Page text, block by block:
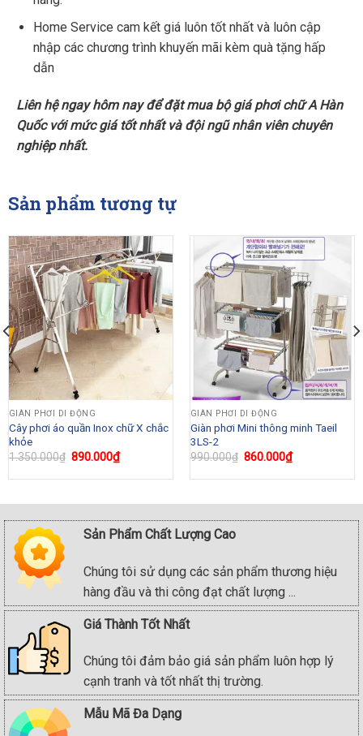
Home Service cam kết giá luôn tốt nhất và luôn cập
nhập các chương trình khuyến mãi kèm quà tặng hấp
dẫn
Liên hệ ngay hôm nay để đặt mua bộ giá phơi chữ A Hàn
Quốc với mức giá tốt nhất và đội ngũ nhân viên chuyên
nghiệp nhất.
Sản phẩm tương tự
GIÀN PHƠI DI ĐỘNG
Cây phơi áo quần Inox chữ X chắc
khỏe
1.350.000₫ Original
was:
890.000₫Current
price
is:
GIÀN PHƠI DI ĐỘNG
Giàn phơi Mini thông minh Taeil
3LS-2
990.000₫ Original
was:
860.000₫Current
price
is:
Sản Phẩm Chất Lượng Cao
Chúng tôi sử dụng các sản phẩm thương hiệu
hàng đầu và thi công đạt chất lượng ...
Giá Thành Tốt Nhất
Chúng tôi đảm bảo giá sản phẩm luôn hợp lý
cạnh tranh và tốt nhất thị trường.
Mẫu Mã Đa Dạng